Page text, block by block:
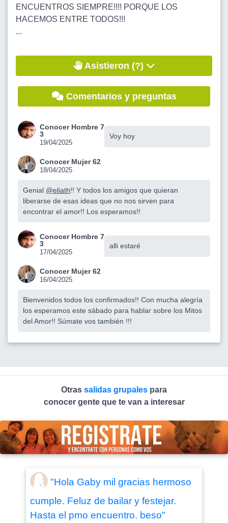
ENCUENTROS SIEMPRE!!!! PORQUE LOS
HACEMOS ENTRE TODOS!!!
...
Asistieron (?)
Comentarios y preguntas
Conocer Hombre 7
3
19/04/2025
Voy hoy
Conocer Mujer 62
18/04/2025
Genial @eliath!! Y todos los amigos que quieran
liberarse de esas ideas que no nos sirven para
encontrar el amor!! Los esperamos!!
Conocer Hombre 7
3
17/04/2025
alli estaré
Conocer Mujer 62
16/04/2025
Bienvenidos todos los confirmados!! Con mucha alegría
los esperamos este sábado para hablar sobre los Mitos
del Amor!! Súmate vos también !!!
Otras salidas grupales para
conocer gente que te van a interesar
"Hola Gaby mil gracias hermoso
cumple. Feluz de bailar y festejar.
Hasta el pmo encuentro. beso"